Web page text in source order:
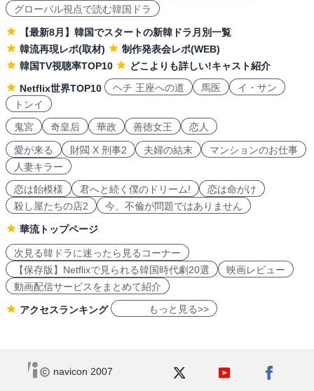
グローバル視点で読む韓国ドラ
【最新8月】韓国でスタートの新韓ドラ月別一覧
韓流再現レポ(取材)
制作発表会レポ(WEB)
韓国TV視聴率TOP10
どこよりも詳しい!キャスト紹介
Netflix世界TOP10
ヘチ 王座への道 馬医
イ・サン
トンイ
鬼宮
奇皇后 華政 善徳女王 恋人
愛が来る 財閥 X 刑事2 夫婦の結末
マンションのお仕事
人妻キラー
恋は飴模様
君へと続く僕のドリーム!
恋は命がけ
殺し屋たちの店2
今、不倫が問題ではありません
華流トップページ
次見る韓ドラに迷ったら見るコーナー
【保存版】Netflixで見られる韓国時代劇20選
映画レビュー
動画配信サービスをまとめて紹介
アクセスランキング もっと見る>>
navicon 2007